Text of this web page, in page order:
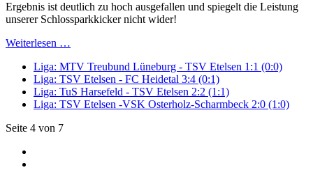
Ergebnis ist deutlich zu hoch ausgefallen und spiegelt die Leistung
unserer Schlossparkkicker nicht wider!
Weiterlesen …
Liga: MTV Treubund Lüneburg - TSV Etelsen 1:1 (0:0)
Liga: TSV Etelsen - FC Heidetal 3:4 (0:1)
Liga: TuS Harsefeld - TSV Etelsen 2:2 (1:1)
Liga: TSV Etelsen -VSK Osterholz-Scharmbeck 2:0 (1:0)
Seite 4 von 7